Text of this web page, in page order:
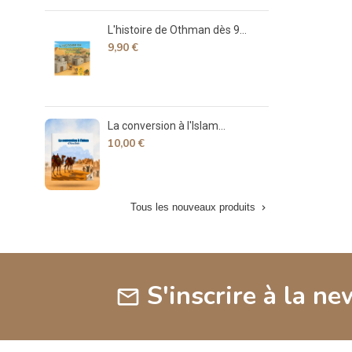
L'histoire de Othman dès 9...
9,90 €
La conversion à l'Islam...
10,00 €
Tous les nouveaux produits 
mail S'inscrire à la